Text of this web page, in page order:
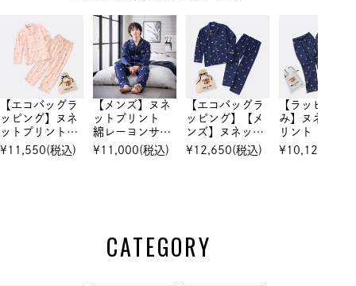
【エコバッグラ
ッピング】ヌネ
ットプリント
綿レーヨンサテ
ン セットアッ
¥ 11,550(税込)
【メンズ】ヌネ
ットプリント
綿レーヨンサテ
ン セットアッ
¥ 11,000(税込)
【エコバッグラ
ッピング】【メ
ンズ】ヌネット
プリント 綿レ
ーヨンサテン
¥ 12,650(税込)
【ラッピング済
み】ヌネットプ
リント 綿レー
ヨンサテン セ
ットアップ
¥ 10,120
CATEGORY